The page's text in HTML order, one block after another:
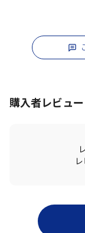
購入者レビュー